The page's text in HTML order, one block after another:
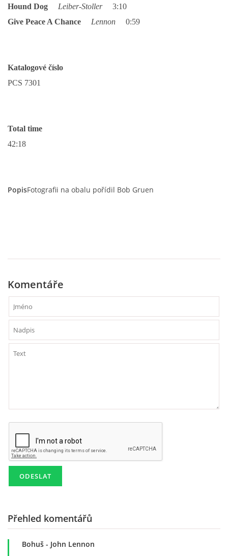
AUTOMOBILY
DISKOGRAFIE - SINGLY VÁNOČNÍ
DISKOGRAFIE - EP
DISKOGRAFIE - EP III
DISKOGRAFIE - ALBA RARITY
DISKOGRAFIE - ALBA RARITY II
DISKOGRAFIE - BOOTLEGY I
DISKOGRAFIE - BOOTLEGY III
DISKOGRAFIE - BOOTLEGY IV
Hound Dog Leiber-Stoller 3:10
Give Peace A Chance Lennon 0:59
Katalogové číslo
PCS 7301
Total time
42:18
PopisFotografii na obalu pořídil Bob Gruen
Komentáře
Přehled komentářů
Bohuš - John Lennon